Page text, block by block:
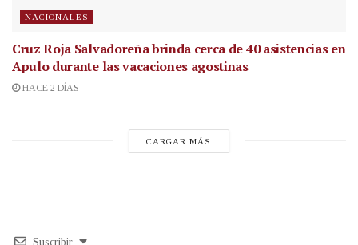
NACIONALES
Cruz Roja Salvadoreña brinda cerca de 40 asistencias en
Apulo durante las vacaciones agostinas
HACE 2 DÍAS
CARGAR MÁS
Suscribir